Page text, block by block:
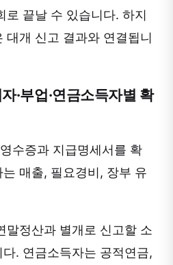
로 끝날 수 있습니다. 하지
대개 신고 결과와 연결됩니
·부업·연금소득자별 확
수증과 지급명세서를 확
매출, 필요경비, 장부 유
말정산과 별개로 신고할 소
. 연금소득자는 공적연금,